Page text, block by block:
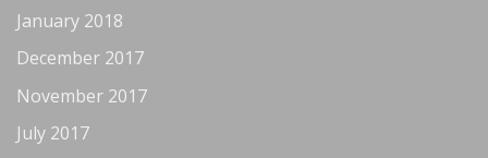
January 2018
December 2017
November 2017
July 2017